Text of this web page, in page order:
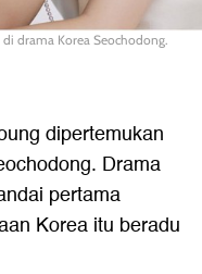
di drama Korea Seochodong.
dipertemukan
Drama
pertama
Korea itu beradu